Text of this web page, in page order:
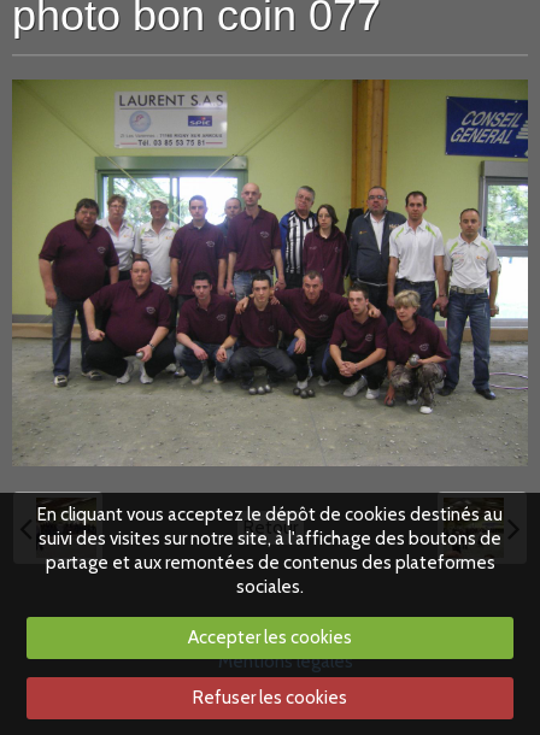
photo bon coin 077
Retour
Mentions légales
En cliquant vous acceptez le dépôt de cookies destinés au
suivi des visites sur notre site, à l'affichage des boutons de
partage et aux remontées de contenus des plateformes
sociales.
Accepter les cookies
Refuser les cookies